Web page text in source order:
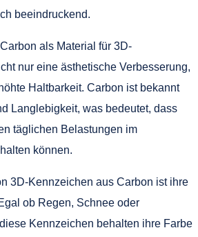
beeindruckend.
als Material für 3D-
nur eine ästhetische Verbesserung,
Haltbarkeit. Carbon ist bekannt
Langlebigkeit, was bedeutet, dass
täglichen Belastungen im
können.
3D-Kennzeichen aus Carbon ist ihre
ob Regen, Schnee oder
Kennzeichen behalten ihre Farbe